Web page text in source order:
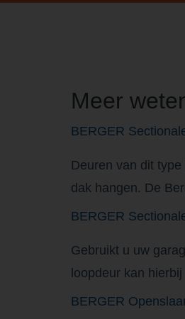
Meer
BERGER
Deuren van dit
dak hangen. De
BERGER
Gebruikt u uw
loopdeur kan
BERGER